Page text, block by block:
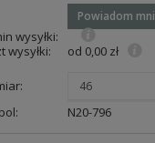
Powiadom
wysyłki:
wysyłki:
od 0,00 zł
46
N20-796